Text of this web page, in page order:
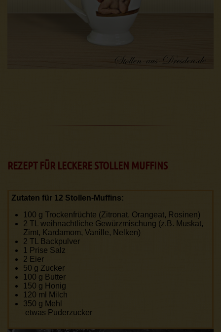
REZEPT FÜR LECKERE STOLLEN MUFFINS
Zutaten für 12 Stollen-Muffins:
100 g Trockenfrüchte (Zitronat, Orangeat, Rosinen)
2 TL weihnachtliche Gewürzmischung (z.B. Muskat,
Zimt, Kardamom, Vanille, Nelken)
2 TL Backpulver
1 Prise Salz
2 Eier
50 g Zucker
100 g Butter
150 g Honig
120 ml Milch
350 g Mehl
etwas Puderzucker